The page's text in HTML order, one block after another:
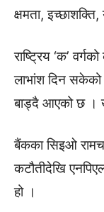
क्षमता,
राष्ट्रिय ‘क’
लाभांश दिन सकेको
बाड्दै आएको छ ।
बैंकका सिइओ
कटौतीदेखि
हो ।